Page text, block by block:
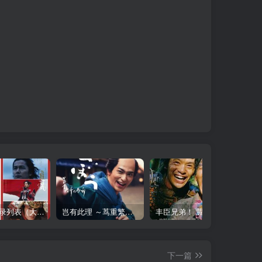
大河剧目录列表（大河剧资源以本目录为准） 岂有此理 ～茑重繁华如梦故事～ べらぼう ～蔦重栄華乃夢噺～ (2025)
下一篇